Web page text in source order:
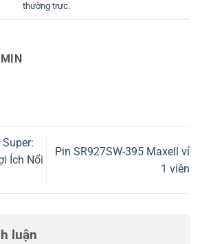
thường trực.
Ích Nổi
Pin SR927SW-395 Maxell vỉ
1 viên
luận